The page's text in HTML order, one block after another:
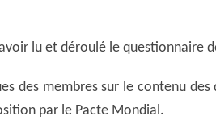
lu et déroulé le questionnaire
des membres sur le contenu
par le Pacte Mondial.